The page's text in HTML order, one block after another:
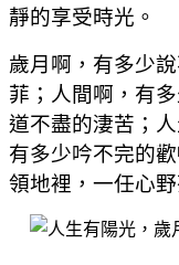
靜的享受時光。
歲月啊，有多少
菲；人間啊，有
道不盡的淒苦；
有多少吟不完的
領地裡，一任心野